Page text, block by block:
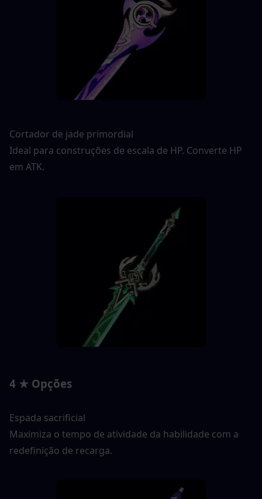
Cortador de jade primordial
Ideal para construções de escala de HP. Converte HP
em ATK.
4 ★ Opções
Espada sacrificial
Maximiza o tempo de atividade da habilidade com a
redefinição de recarga.